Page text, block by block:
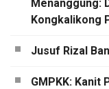
Menanggung:
Kongkalikong
Jusuf Rizal
GMPKK: Kanit